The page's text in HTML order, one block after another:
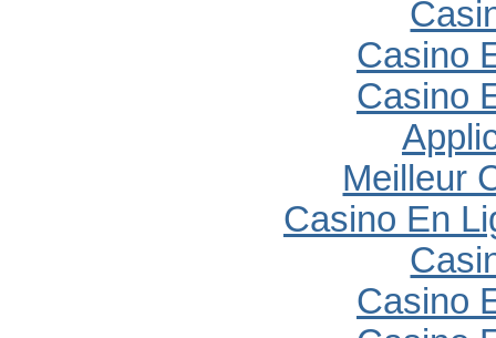
Casino
Casino
Meilleur
Casino En
Casino